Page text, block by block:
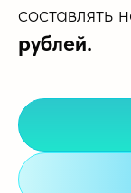
составлять
рублей.